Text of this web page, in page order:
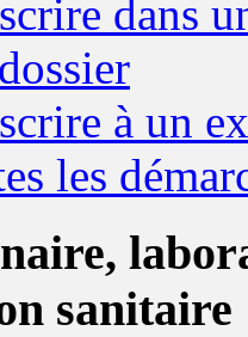
dans
à un
les
sanitaire